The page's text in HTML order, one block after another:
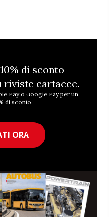
di sconto
riviste cartacee.
Pay o Google Pay per un
di sconto
ORA